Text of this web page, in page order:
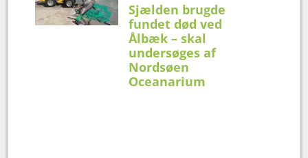
Sjælden brugde
fundet død ved
Ålbæk – skal
undersøges af
Nordsøen
Oceanarium